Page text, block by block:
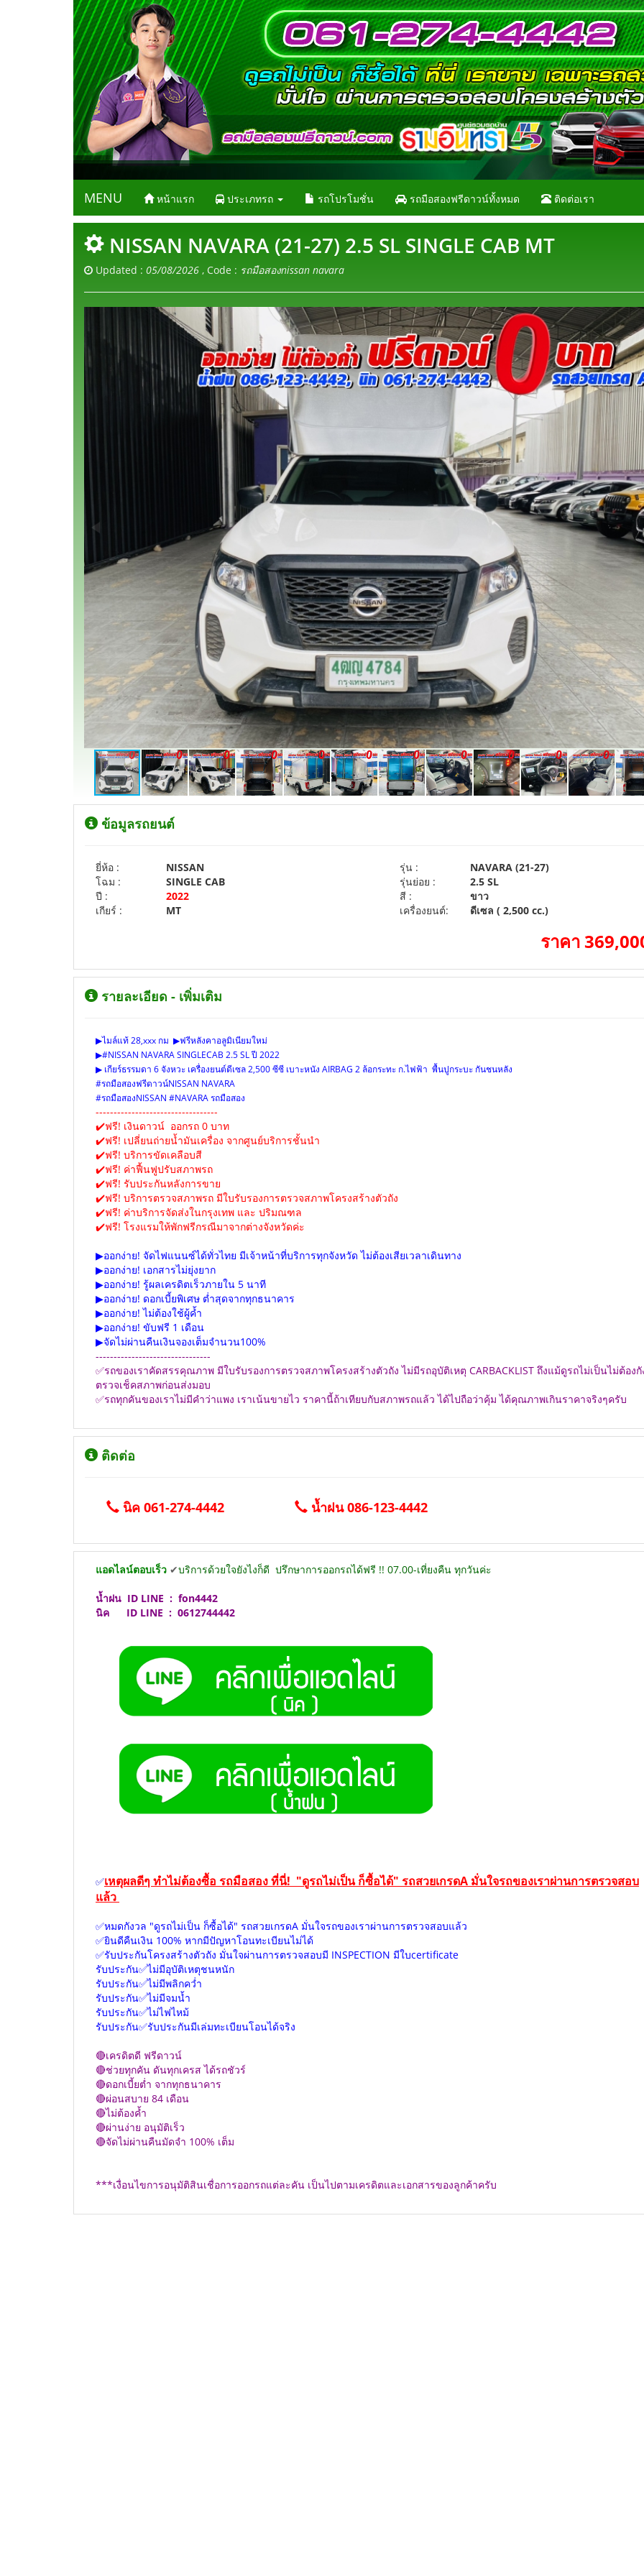
MENU หน้าแรก ประเภทรถ รถโปรโมชั่น รถมือสองฟรีดาวน์ทั้งหมด ติดต่อเรา
NISSAN NAVARA (21-27) 2.5 SL SINGLE CAB MT
Updated : 05/08/2026 , Code : รถมือสองnissan navara
ข้อมูลรถยนต์
ยี่ห้อ : NISSAN รุ่น :
NAVARA (21-27)
โฉม :
SINGLE CAB รุ่นย่อย :
2.5 SL
ปี :
2022 สี :
ขาว
เกียร์ :
MT เครื่องยนต์: ดีเซล ( 2,500 cc.)
ราคา
รายละเอียด - เพิ่มเติม
▶ไมล์แท้ 28,xxx กม ▶ฟรีหลังคาอลูมิเนียมใหม่
▶#NISSAN NAVARA SINGLECAB 2.5 SL ปี 2022
▶ เกียร์ธรรมดา 6 จังหวะ เครื่องยนต์ดีเซล 2,500 ซีซี เบาะหนัง AIRBAG 2 ล้อกระทะ ก.ไฟฟ้า พื้นปูกระบะ กันชนหลัง
#รถมือสองฟรีดาวน์NISSAN NAVARA
#รถมือสองNISSAN #NAVARA รถมือสอง
----------------------------------
✔️ฟรี! เงินดาวน์ ออกรถ 0 บาท
✔️ฟรี! เปลี่ยนถ่ายน้ำมันเครื่อง จากศูนย์บริการชั้นนำ
✔️ฟรี! บริการขัดเคลือบสี
✔️ฟรี! ค่าฟื้นฟูปรับสภาพรถ
✔️ฟรี! รับประกันหลังการขาย
✔️ฟรี! บริการตรวจสภาพรถ มีใบรับรองการตรวจสภาพโครงสร้างตัวถัง
✔️ฟรี! ค่าบริการจัดส่งในกรุงเทพ และ ปริมณฑล
✔️ฟรี! โรงแรมให้พักฟรีกรณีมาจากต่างจังหวัดค่ะ
▶ออกง่าย! จัดไฟแนนซ์ได้ทั่วไทย มีเจ้าหน้าที่บริการทุกจังหวัด ไม่ต้องเสียเวลาเดินทาง
▶ออกง่าย! เอกสารไม่ยุ่งยาก
▶ออกง่าย! รู้ผลเครดิตเร็วภายใน 5 นาที
▶ออกง่าย! ดอกเบี้ยพิเศษ ต่ำสุดจากทุกธนาคาร
▶ออกง่าย! ไม่ต้องใช้ผู้ค้ำ
▶ออกง่าย! ขับฟรี 1 เดือน
▶จัดไม่ผ่านคืนเงินจองเต็มจำนวน100%
--------------------------------
✅รถของเราคัดสรรคุณภาพ มีใบรับรองการตรวจสภาพโครงสร้างตัวถัง ไม่มีรถอุบัติเหตุ CARBACKLIST ถึงแม้ดูรถไม่เป็นไม่ต้อง
ตรวจเช็คสภาพก่อนส่งมอบ
✅รถทุกคันของเราไม่มีคำว่าแพง เราเน้นขายไว ราคานี้ถ้าเทียบกับสภาพรถแล้ว ได้ไปถือว่าคุ้ม ได้คุณภาพเกินราคาจริงๆครับ
ติดต่อ
นิค 061-274-4442 น้ำฝน 086-123-4442
แอดไลน์ตอบเร็ว ✔บริการด้วยใจยังไงก็ดี ปรึกษาการออกรถได้ฟรี !! 07.00-เที่ยงคืน ทุกวันค่ะ
น้ำฝน ID LINE : fon4442
นิค ID LINE : 0612744442
✅เหตุผลดีๆ ทำไม่ต้องซื้อ รถมือสอง ที่นี่! "ดูรถไม่เป็น ก็ซื้อได้" รถสวยเกรดA มั่นใจรถของเราผ่านการตรวจสอบ
แล้ว
✅หมดกังวล "ดูรถไม่เป็น ก็ซื้อได้" รถสวยเกรดA มั่นใจรถของเราผ่านการตรวจสอบแล้ว
✅ยินดีคืนเงิน 100% หากมีปัญหาโอนทะเบียนไม่ได้
✅รับประกันโครงสร้างตัวถัง มั่นใจผ่านการตรวจสอบมี INSPECTION มีใบcertificate
รับประกัน✅ไม่มีอุบัติเหตุชนหนัก
รับประกัน✅ไม่มีพลิกคว่ำ
รับประกัน✅ไม่มีจมน้ำ
รับประกัน✅ไม่ไฟไหม้
รับประกัน✅รับประกันมีเล่มทะเบียนโอนได้จริง
🔴เครดิตดี ฟรีดาวน์
🔴ช่วยทุกคัน ดันทุกเครส ได้รถชัวร์
🔴ดอกเบี้ยต่ำ จากทุกธนาคาร
🔴ผ่อนสบาย 84 เดือน
🔴ไม่ต้องค้ำ
🔴ผ่านง่าย อนุมัติเร็ว
🔴จัดไม่ผ่านคืนมัดจำ 100% เต็ม
***เงื่อนไขการอนุมัติสินเชื่อการออกรถแต่ละคัน เป็นไปตามเครดิตและเอกสารของลูกค้าครับ